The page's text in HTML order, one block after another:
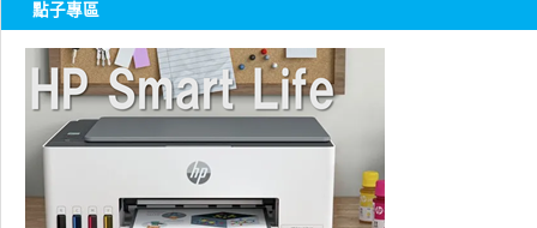
點子專區